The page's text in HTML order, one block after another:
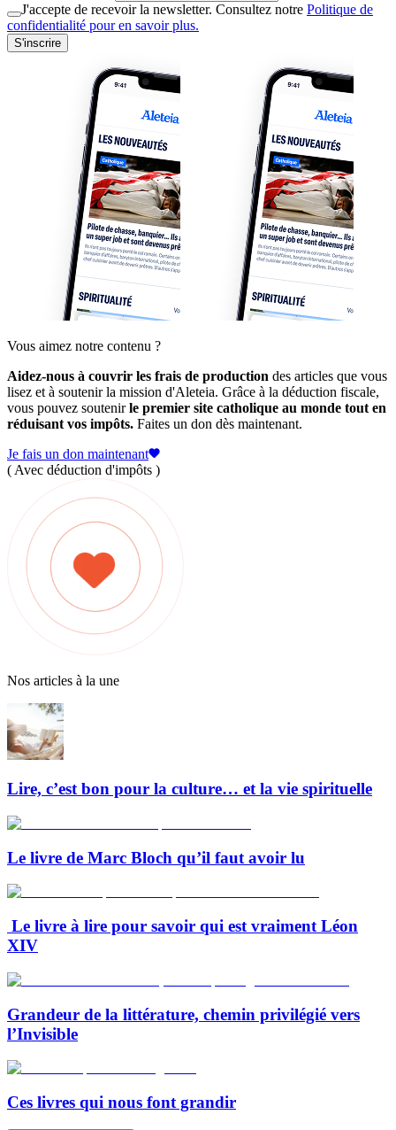
J'accepte de recevoir la newsletter. Consultez notre Politique de
confidentialité pour en savoir plus.
S'inscrire
Vous aimez notre contenu ?
Aidez-nous à couvrir les frais de production des articles que vous
lisez et à soutenir la mission d'Aleteia. Grâce à la déduction fiscale,
vous pouvez soutenirle premier site catholique au monde tout en
réduisant vos impôts. Faites un don dès maintenant.
Je fais un don maintenant
( Avec déduction d'impôts )
Nos articles à la une
Lire, c’est bon pour la culture… et la vie spirituelle
Le livre de Marc Bloch qu’il faut avoir lu
Le livre à lire pour savoir qui est vraiment Léon
XIV
Grandeur de la littérature, chemin privilégié vers
l’Invisible
Ces livres qui nous font grandir